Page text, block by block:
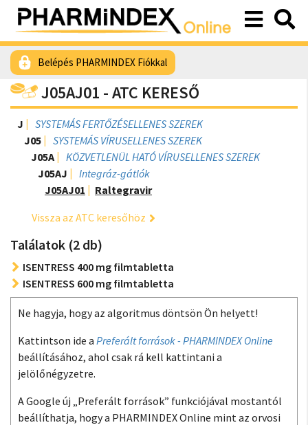
Belépés PHARMINDEX Fiókkal
J05AJ01 - ATC KERESŐ
J
SYSTEMÁS FERTŐZÉSELLENES SZEREK
J05
SYSTEMÁS VÍRUSELLENES SZEREK
J05A
KÖZVETLENÜL HATÓ VÍRUSELLENES SZEREK
J05AJ
Integráz-gátlók
J05AJ01
Raltegravir
Vissza az ATC keresőhöz
Találatok (2 db)
ISENTRESS 400 mg filmtabletta
ISENTRESS 600 mg filmtabletta
Ne hagyja, hogy az algoritmus döntsön Ön helyett!
Kattintson ide a Preferált források - PHARMINDEX Online
beállításához, ahol csak rá kell kattintani a
jelölőnégyzetre.
A Google új „Preferált források” funkciójával mostantól
beállíthatja, hogy a PHARMINDEX Online mint az orvosi